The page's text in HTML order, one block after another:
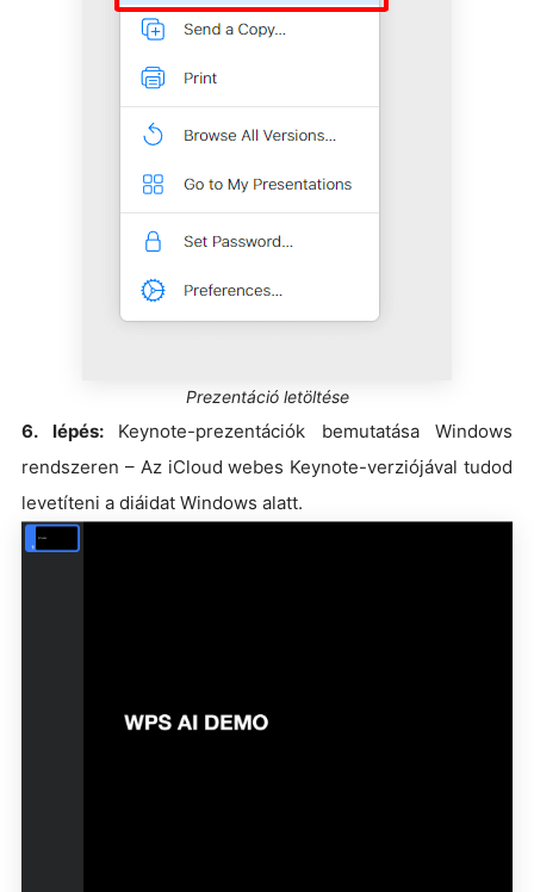
Prezentáció letöltése
6. lépés: Keynote-prezentációk bemutatása Windows
rendszeren – Az iCloud webes Keynote-verziójával tudod
levetíteni a diáidat Windows alatt.